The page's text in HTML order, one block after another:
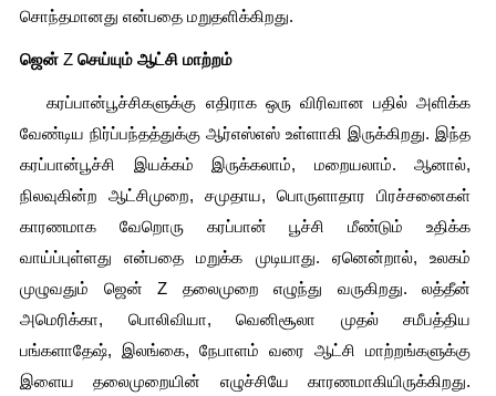
சொந்தமானது என்பதை மறுதளிக்கிறது.
ஜென் Z செய்யும் ஆட்சி மாற்றம்
   கரப்பான்பூச்சிகளுக்கு எதிராக ஒரு விரிவான பதில் அளிக்க
வேண்டிய நிர்ப்பந்தத்துக்கு ஆர்எஸ்எஸ் உள்ளாகி இருக்கிறது. இந்த
கரப்பான்பூச்சி இயக்கம் இருக்கலாம், மறையலாம். ஆனால்,
நிலவுகின்ற ஆட்சிமுறை, சமுதாய, பொருளாதார பிரச்சனைகள்
காரணமாக வேறொரு கரப்பான் பூச்சி மீண்டும் உதிக்க
வாய்ப்புள்ளது என்பதை மறுக்க முடியாது. ஏனென்றால், உலகம்
முழுவதும் ஜென் Z தலைமுறை எழுந்து வருகிறது. லத்தீன்
அமெரிக்கா, பொலிவியா, வெனிசூலா முதல் சமீபத்திய
பங்களாதேஷ், இலங்கை, நேபாளம் வரை ஆட்சி மாற்றங்களுக்கு
இளைய தலைமுறையின் எழுச்சியே காரணமாகியிருக்கிறது.